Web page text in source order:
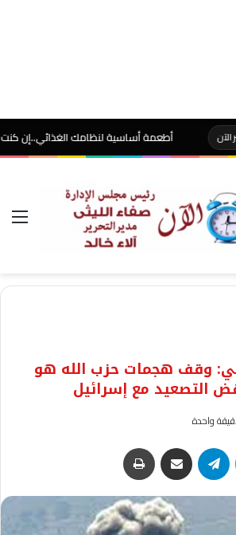
أطعمة أساسية لنظامك الغذائي..إن كنت مصابًا
وقف هجمات حزب الله هو
التصعيد مع إسرائيل
واحدة
لينكدإن تيلقرام مشاركة عبر البريد